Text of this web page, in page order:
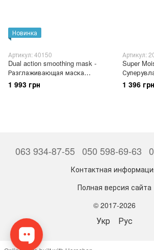
Новинка
Артикул: 40150
Dual action smoothing mask -
Разглаживающая маска
двойного действия
1 993 грн
Артикул:
Super
1 396 грн
063 934-87-55 050 598-69-63
Контактная
Полная версия сайта
© 2017-2026
Укр Рус